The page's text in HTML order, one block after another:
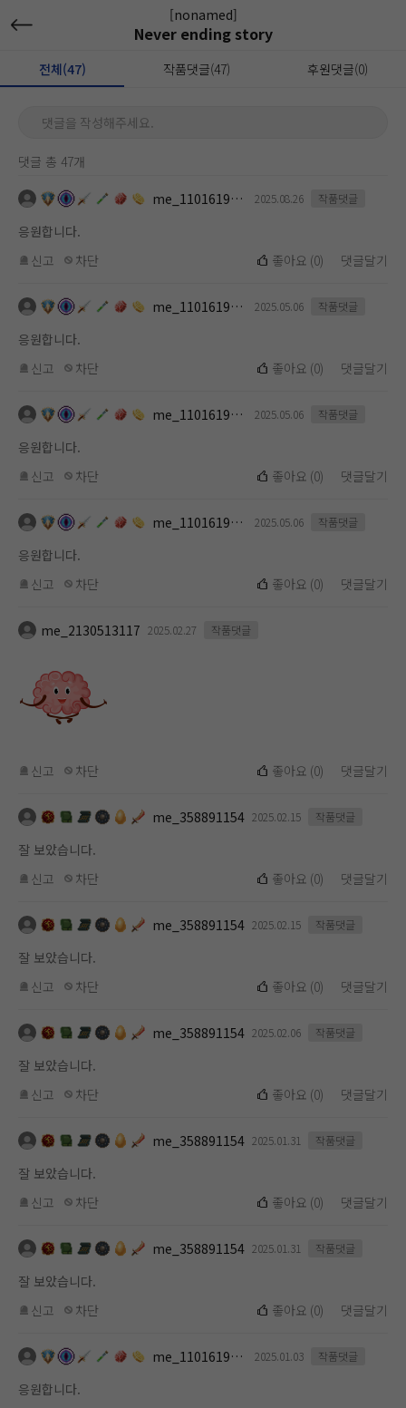
[nonamed]
Never ending story
전체(47) 작품댓글(47) 후원댓글(0)
댓글을 작성해주세요.
댓글 총 47개
me_1101619112 2025.08.26 작품댓글
응원합니다.
신고
차단 좋아요 (0) 댓글달기
me_1101619112 2025.05.06 작품댓글
응원합니다.
신고
차단 좋아요 (0) 댓글달기
me_1101619112 2025.05.06 작품댓글
응원합니다.
신고
차단 좋아요 (0) 댓글달기
me_1101619112 2025.05.06 작품댓글
응원합니다.
신고
차단 좋아요 (0) 댓글달기
me_2130513117 2025.02.27 작품댓글
신고 차단 좋아요 (0) 댓글달기
me_358891154 2025.02.15 작품댓글
잘 보았습니다.
신고
차단 좋아요 (0) 댓글달기
me_358891154 2025.02.15 작품댓글
잘 보았습니다.
신고
차단 좋아요 (0) 댓글달기
me_358891154 2025.02.06 작품댓글
잘 보았습니다.
신고
차단 좋아요 (0) 댓글달기
me_358891154 2025.01.31 작품댓글
잘 보았습니다.
신고
차단 좋아요 (0) 댓글달기
me_358891154 2025.01.31 작품댓글
잘 보았습니다.
신고
차단 좋아요 (0) 댓글달기
me_1101619112 2025.01.03 작품댓글
응원합니다.